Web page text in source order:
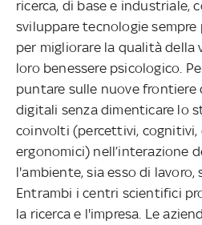
ricerca, di base e industriale,
sviluppare tecnologie
per migliorare la qualità della
loro benessere psicologico.
puntare sulle nuove frontiere
digitali senza dimenticare lo
coinvolti (percettivi, cognitivi,
ergonomici) nell’interazione
l'ambiente, sia esso di lavoro,
Entrambi i centri scientifici
la ricerca e l'impresa. Le